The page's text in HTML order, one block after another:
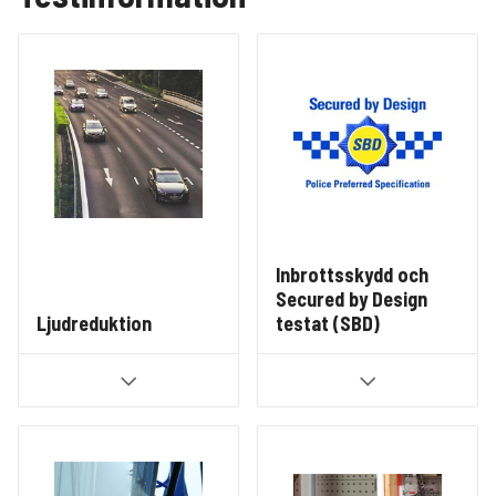
Ljudreduktion
Inbrottsskydd och
Secured by Design
testat (SBD)